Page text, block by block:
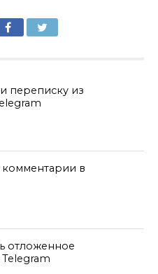
переписку из
комментарии в
отложенное